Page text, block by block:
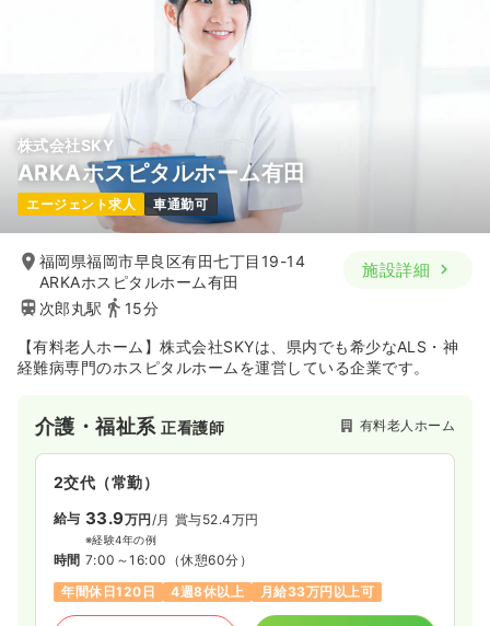
株式会社SKY
ARKAホスピタルホーム有田
エージェント求人 車通勤可
福岡県福岡市早良区有田七丁目19-14
ARKAホスピタルホーム有田
次郎丸駅
15分
施設詳細
【有料老人ホーム】株式会社SKYは、県内でも希少なALS・神
経難病専門のホスピタルホームを運営している企業です。
介護・福祉系正看護師 有料老人ホーム
2交代（常勤）
給与 33.9万円 /月 賞与52.4万円
※経験4年の例
時間 7:00～16:00 （休憩60分）
年間休日120日
4週8休以上 月給33万円以上可